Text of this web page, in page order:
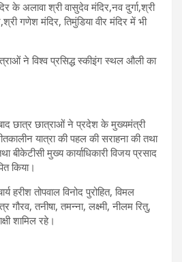
के अलावा श्री वासुदेव मंदिर,नव दुर्गा,श्री
गणेश मंदिर, तिमुंडिया वीर मंदिर में भी
ने विश्व प्रसिद्ध स्कीइंग स्थल औली का
छात्र छात्राओं ने प्रदेश के मुख्यमंत्री
यात्रा की पहल की सराहना की तथा
बीकेटीसी मुख्य कार्याधिकारी विजय प्रसाद
किया।
हरीश तोपवाल विनोद पुरोहित, विमल
गौरव, तनीषा, तमन्ना, लक्ष्मी, नीलम रितु,
शामिल रहे।